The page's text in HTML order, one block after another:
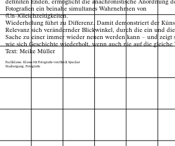
definiten Enden, ermöglicht die anachronistische Anordnung
Fotografien ein beinahe simultanes Wahrnehmen von
(Un-)Gleichzeitigkeiten.
Wiederholung führt zu Differenz. Damit demonstriert der
Relevanz sich verändernder Blickwinkel, durch die ein und
Sache zu einer immer wieder neuen werden kann – und zeigt
wie sich Geschichte wiederholt, wenn auch nie auf die gleiche
Text: Meike Müller
Fachklasse: Klasse für Fotografie von Heidi Specker
Studiengang: Fotografie
Index